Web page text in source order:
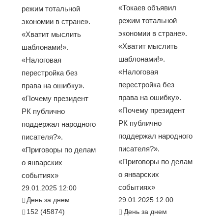
режим тотальной
экономии в стране».
«Хватит мыслить
шаблонами!».
«Налоговая
перестройка без
права на ошибку».
«Почему президент
РК публично
поддержал народного
писателя?».
«Приговоры по делам
о январских
событиях»
29.01.2025 12:00
День за днем
152 (45874)
«Токаев объявил
режим тотальной
экономии в стране».
«Хватит мыслить
шаблонами!».
«Налоговая
перестройка без
права на ошибку».
«Почему президент
РК публично
поддержал народного
писателя?».
«Приговоры по делам
о январских
событиях»
29.01.2025 12:00
День за днем